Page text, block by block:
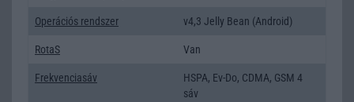
Operációs rendszer v4,3 Jelly Bean (Android)
RotaS Van
Frekvenciasáv
HSPA, Ev-Do, CDMA, GSM 4
sáv